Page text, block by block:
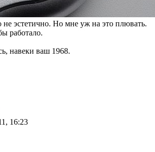
не эстетично. Но мне уж на это плювать.
работало.
навеки ваш 1968.
16:23